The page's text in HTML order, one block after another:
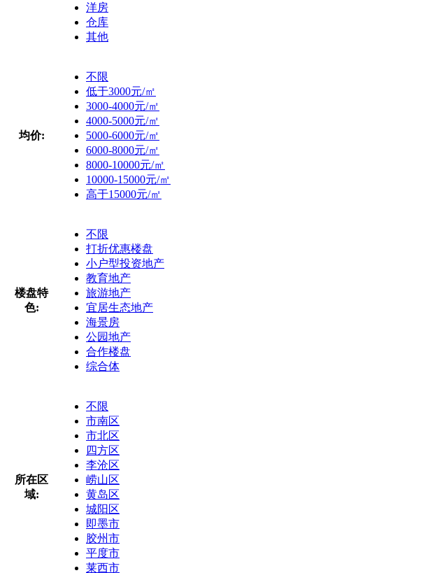
洋房
仓库
其他
均价:
不限
低于3000元/㎡
3000-4000元/㎡
4000-5000元/㎡
5000-6000元/㎡
6000-8000元/㎡
8000-10000元/㎡
10000-15000元/㎡
高于15000元/㎡
楼盘特
色:
不限
打折优惠楼盘
小户型投资地产
教育地产
旅游地产
宜居生态地产
海景房
公园地产
合作楼盘
综合体
所在区
域:
不限
市南区
市北区
四方区
李沧区
崂山区
黄岛区
城阳区
即墨市
胶州市
平度市
莱西市